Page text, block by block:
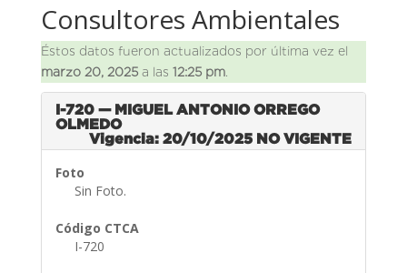
Consultores Ambientales
Éstos datos fueron actualizados por última vez el
marzo 20, 2025a las 12:25 pm.
I-720 — MIGUEL ANTONIO ORREGO
OLMEDO
Vigencia: 20/10/2025 NO VIGENTE
Foto
Sin Foto.
Código CTCA
I-720